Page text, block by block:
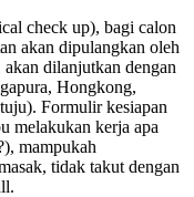
check up), bagi calon
akan dipulangkan oleh
dilanjutkan dengan
Hongkong,
Formulir kesiapan
melakukan kerja apa
mampukah
tidak takut dengan